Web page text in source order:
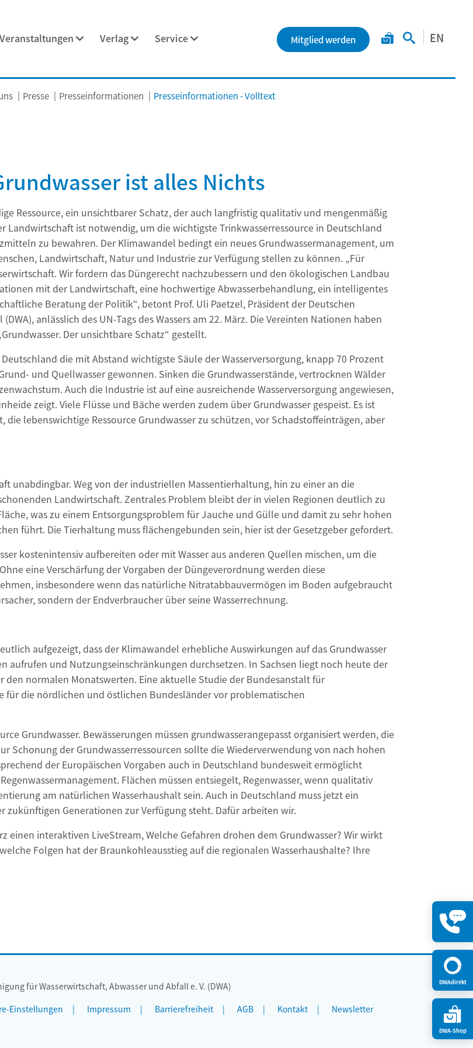
Veranstaltungen Verlag Service Mitglied werden EN
Presse Presseinformationen Presseinformationen - Volltext
ist alles Nichts
Ressource, ein unsichtbarer Schatz, der auch langfristig qualitativ und mengenmäßig
Landwirtschaft ist notwendig, um die wichtigste Trinkwasserressource in Deutschland
zu bewahren. Der Klimawandel bedingt ein neues Grundwassermanagement, um
Landwirtschaft, Natur und Industrie zur Verfügung stellen zu können. „Für
Wir fordern das Düngerecht nachzubessern und den ökologischen Landbau
mit der Landwirtschaft, eine hochwertige Abwasserbehandlung, ein intelligentes
Beratung der Politik“, betont Prof. Uli Paetzel, Präsident der Deutschen
anlässlich des UN-Tags des Wassers am 22. März. Die Vereinten Nationen haben
Der unsichtbare Schatz“ gestellt.
die mit Abstand wichtigste Säule der Wasserversorgung, knapp 70 Prozent
und Quellwasser gewonnen. Sinken die Grundwasserstände, vertrocknen Wälder
Auch die Industrie ist auf eine ausreichende Wasserversorgung angewiesen,
zeigt. Viele Flüsse und Bäche werden zudem über Grundwasser gespeist. Es ist
lebenswichtige Ressource Grundwasser zu schützen, vor Schadstoffeinträgen, aber
unabdingbar. Weg von der industriellen Massentierhaltung, hin zu einer an die
Landwirtschaft. Zentrales Problem bleibt der in vielen Regionen deutlich zu
was zu einem Entsorgungsproblem für Jauche und Gülle und damit zu sehr hohen
führt. Die Tierhaltung muss flächengebunden sein, hier ist der Gesetzgeber gefordert.
kostenintensiv aufbereiten oder mit Wasser aus anderen Quellen mischen, um die
eine Verschärfung der Vorgaben der Düngeverordnung werden diese
insbesondere wenn das natürliche Nitratabbauvermögen im Boden aufgebraucht
sondern der Endverbraucher über seine Wasserrechnung.
aufgezeigt, dass der Klimawandel erhebliche Auswirkungen auf das Grundwasser
aufrufen und Nutzungseinschränkungen durchsetzen. In Sachsen liegt noch heute der
normalen Monatswerten. Eine aktuelle Studie der Bundesanstalt für
für die nördlichen und östlichen Bundesländer vor problematischen
Grundwasser. Bewässerungen müssen grundwasserangepasst organisiert werden, die
Schonung der Grundwasserressourcen sollte die Wiederverwendung von nach hohen
der Europäischen Vorgaben auch in Deutschland bundesweit ermöglicht
Flächen müssen entsiegelt, Regenwasser, wenn qualitativ
am natürlichen Wasserhaushalt sein. Auch in Deutschland muss jetzt ein
Generationen zur Verfügung steht. Dafür arbeiten wir.
einen interaktiven LiveStream, Welche Gefahren drohen dem Grundwasser? Wir wirkt
Folgen hat der Braunkohleausstieg auf die regionalen Wasserhaushalte? Ihre
öffnen
DWAdirekt
DWA-Shop
für Wasserwirtschaft, Abwasser und Abfall e. V. (DWA)
Einstellungen Impressum Barrierefreiheit AGB Kontakt Newsletter